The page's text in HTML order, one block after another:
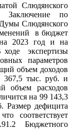
Слюдянского
Заключение по
Думы Слюдянского
в бюджет
2023 год и на
экспертизы
параметров
объем доходов
367,5 тыс. руб. и
объем расходов
на 99 143,3
Размер дефицита
соответствует
Бюджетного